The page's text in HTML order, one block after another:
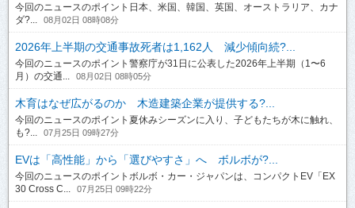
今回のニュースのポイント日本、米国、韓国、英国、オーストラリア、カナ
ダ?...
08月02日 08時08分
2026年上半期の交通事故死者は1,162人 減少傾向続?...
今回のニュースのポイント警察庁が31日に公表した2026年上半期（1〜6
月）の交通...
08月02日 08時05分
木育はなぜ広がるのか 木造建築企業が提供する?...
今回のニュースのポイント夏休みシーズンに入り、子どもたちが木に触れ、
も?...
07月25日 09時27分
EVは「高性能」から「選びやすさ」へ ボルボが?...
今回のニュースのポイントボルボ・カー・ジャパンは、コンパクトEV「EX
30 Cross C...
07月25日 09時22分